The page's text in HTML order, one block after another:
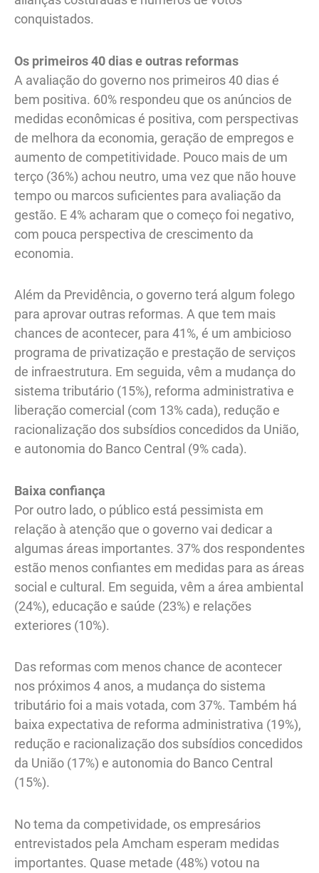
conquistados.
Os primeiros 40 dias e outras reformas
A avaliação do governo nos primeiros 40 dias é
bem positiva. 60% respondeu que os anúncios de
medidas econômicas é positiva, com perspectivas
de melhora da economia, geração de empregos e
aumento de competitividade. Pouco mais de um
terço (36%) achou neutro, uma vez que não houve
tempo ou marcos suficientes para avaliação da
gestão. E 4% acharam que o começo foi negativo,
com pouca perspectiva de crescimento da
economia.
Além da Previdência, o governo terá algum folego
para aprovar outras reformas. A que tem mais
chances de acontecer, para 41%, é um ambicioso
programa de privatização e prestação de serviços
de infraestrutura. Em seguida, vêm a mudança do
sistema tributário (15%), reforma administrativa e
liberação comercial (com 13% cada), redução e
racionalização dos subsídios concedidos da União,
e autonomia do Banco Central (9% cada).
Baixa confiança
Por outro lado, o público está pessimista em
relação à atenção que o governo vai dedicar a
algumas áreas importantes. 37% dos respondentes
estão menos confiantes em medidas para as áreas
social e cultural. Em seguida, vêm a área ambiental
(24%), educação e saúde (23%) e relações
exteriores (10%).
Das reformas com menos chance de acontecer
nos próximos 4 anos, a mudança do sistema
tributário foi a mais votada, com 37%. Também há
baixa expectativa de reforma administrativa (19%),
redução e racionalização dos subsídios concedidos
da União (17%) e autonomia do Banco Central
(15%).
No tema da competividade, os empresários
entrevistados pela Amcham esperam medidas
importantes. Quase metade (48%) votou na